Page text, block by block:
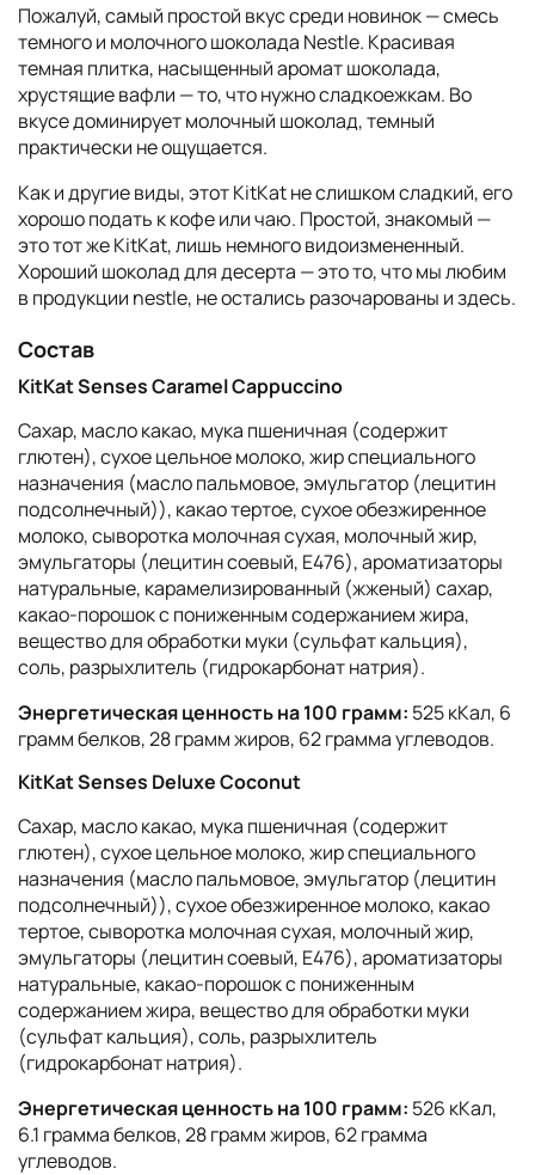
Пожалуй, самый простой вкус среди новинок — смесь
темного и молочного шоколада Nestle. Красивая
темная плитка, насыщенный аромат шоколада,
хрустящие вафли — то, что нужно сладкоежкам. Во
вкусе доминирует молочный шоколад, темный
практически не ощущается.
Как и другие виды, этот KitKat не слишком сладкий, его
хорошо подать к кофе или чаю. Простой, знакомый —
это тот же KitKat, лишь немного видоизмененный.
Хороший шоколад для десерта — это то, что мы любим
в продукции nestle, не остались разочарованы и здесь.
Состав
KitKat Senses Caramel Cappuccino
Сахар, масло какао, мука пшеничная (содержит
глютен), сухое цельное молоко, жир специального
назначения (масло пальмовое, эмульгатор (лецитин
подсолнечный)), какао тертое, сухое обезжиренное
молоко, сыворотка молочная сухая, молочный жир,
эмульгаторы (лецитин соевый, E476), ароматизаторы
натуральные, карамелизированный (жженый) сахар,
какао-порошок с пониженным содержанием жира,
вещество для обработки муки (сульфат кальция),
соль, разрыхлитель (гидрокарбонат натрия).
Энергетическая ценность на 100 грамм: 525 кКал, 6
грамм белков, 28 грамм жиров, 62 грамма углеводов.
KitKat Senses Deluxe Coconut
Сахар, масло какао, мука пшеничная (содержит
глютен), сухое цельное молоко, жир специального
назначения (масло пальмовое, эмульгатор (лецитин
подсолнечный)), сухое обезжиренное молоко, какао
тертое, сыворотка молочная сухая, молочный жир,
эмульгаторы (лецитин соевый, E476), ароматизаторы
натуральные, какао-порошок с пониженным
содержанием жира, вещество для обработки муки
(сульфат кальция), соль, разрыхлитель
(гидрокарбонат натрия).
Энергетическая ценность на 100 грамм: 526 кКал,
6.1 грамма белков, 28 грамм жиров, 62 грамма
углеводов.